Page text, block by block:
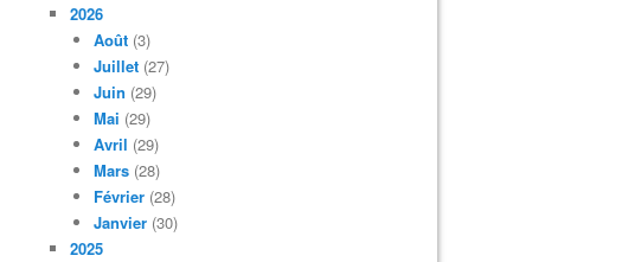
2026
Août (3)
Juillet (27)
Juin (29)
Mai (29)
Avril (29)
Mars (28)
Février (28)
Janvier (30)
2025